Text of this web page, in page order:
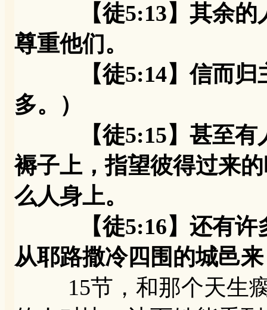
【徒5:13】其余的人
尊重他们。
【徒5:14】信而归主
多。）
【徒5:15】甚至有人
褥子上，指望彼得过来
么人身上。
【徒5:16】还有许多
从耶路撒冷四围的城邑
15节，和那个天生瘸